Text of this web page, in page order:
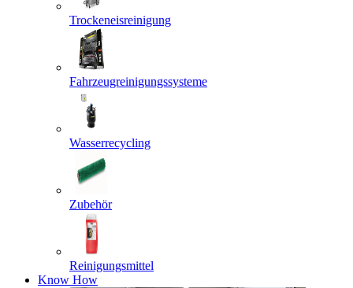
Trockeneisreinigung
Fahrzeugreinigungssysteme
Wasserrecycling
Zubehör
Reinigungsmittel
Know How